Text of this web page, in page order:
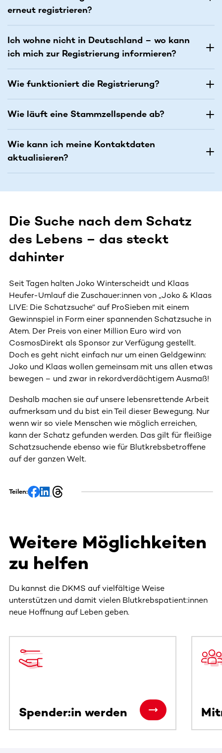
erneut registrieren?
Ich wohne nicht in Deutschland – wo kann
ich mich zur Registrierung informieren?
Wie funktioniert die Registrierung?
Wie läuft eine Stammzellspende ab?
Wie kann ich meine Kontaktdaten
aktualisieren?
Die Suche nach dem Schatz
des Lebens – das steckt
dahinter
Seit Tagen halten Joko Winterscheidt und Klaas
Heufer-Umlauf die Zuschauer:innen von „Joko & Klaas
LIVE: Die Schatzsuche“ auf ProSieben mit einem
Gewinnspiel in Form einer spannenden Schatzsuche in
Atem. Der Preis von einer Million Euro wird von
CosmosDirekt als Sponsor zur Verfügung gestellt.
Doch es geht nicht einfach nur um einen Geldgewinn:
Joko und Klaas wollen gemeinsam mit uns allen etwas
bewegen – und zwar in rekordverdächtigem Ausmaß!
Deshalb machen sie auf unsere lebensrettende Arbeit
aufmerksam und du bist ein Teil dieser Bewegung. Nur
wenn wir so viele Menschen wie möglich erreichen,
kann der Schatz gefunden werden. Das gilt für fleißige
Schatzsuchende ebenso wie für Blutkrebsbetroffene
auf der ganzen Welt.
Teilen:
Weitere Möglichkeiten
zu helfen
Du kannst die DKMS auf vielfältige Weise
unterstützen und damit vielen Blutkrebspatient:innen
neue Hoffnung auf Leben geben.
Spender:in werden